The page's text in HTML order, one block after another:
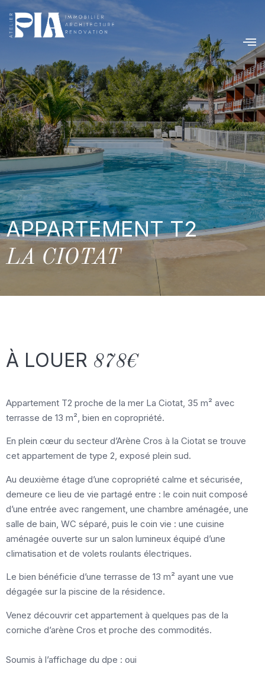
APPARTEMENT T2
LA CIOTAT
À LOUER 878€
Appartement T2 proche de la mer La Ciotat, 35 m² avec
terrasse de 13 m², bien en copropriété.
En plein cœur du secteur d’Arène Cros à la Ciotat se trouve
cet appartement de type 2, exposé plein sud.
Au deuxième étage d’une copropriété calme et sécurisée,
demeure ce lieu de vie partagé entre : le coin nuit composé
d’une entrée avec rangement, une chambre aménagée, une
salle de bain, WC séparé, puis le coin vie : une cuisine
aménagée ouverte sur un salon lumineux équipé d’une
climatisation et de volets roulants électriques.
Le bien bénéficie d’une terrasse de 13 m² ayant une vue
dégagée sur la piscine de la résidence.
Venez découvrir cet appartement à quelques pas de la
corniche d’arène Cros et proche des commodités.
Soumis à l’affichage du dpe : oui